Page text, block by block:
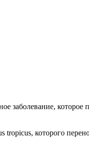
заболевание,
которого